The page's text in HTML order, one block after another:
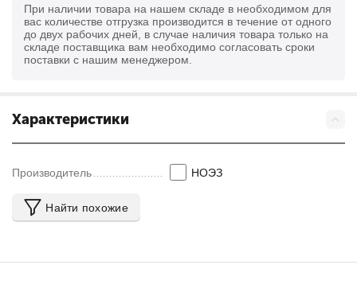
При наличии товара на нашем складе в необходимом для
вас количестве отгрузка производится в течение от одного
до двух рабочих дней, в случае наличия товара только на
складе поставщика вам необходимо согласовать сроки
поставки с нашим менеджером.
Характеристики
Производитель НОЭЗ
Найти похожие